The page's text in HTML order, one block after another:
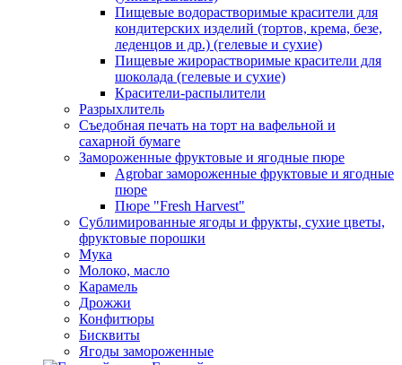
Пищевые водорастворимые красители для
кондитерских изделий (тортов, крема, безе,
леденцов и др.) (гелевые и сухие)
Пищевые жирорастворимые красители для
шоколада (гелевые и сухие)
Красители-распылители
Разрыхлитель
Съедобная печать на торт на вафельной и
сахарной бумаге
Замороженные фруктовые и ягодные пюре
Agrobar замороженные фруктовые и ягодные
пюре
Пюре "Fresh Harvest"
Сублимированные ягоды и фрукты, сухие цветы,
фруктовые порошки
Мука
Молоко, масло
Карамель
Дрожжи
Конфитюры
Бисквиты
Ягоды замороженные